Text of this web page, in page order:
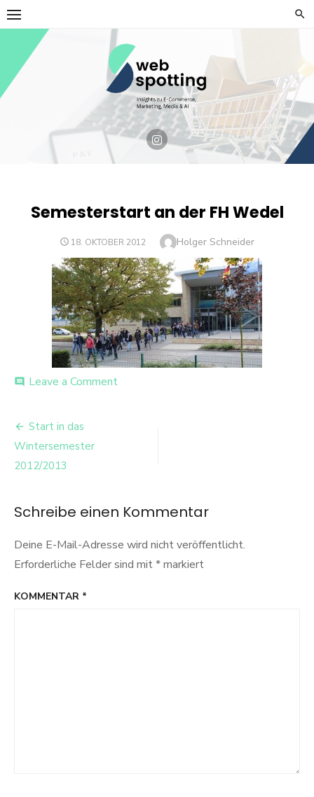
Skip
to
content
Semesterstart an der FH Wedel
POSTED
18. OKTOBER 2012 Author
Holger Schneider
comment Leave a Commenton
Beitrags-
Navigation
Start in das
Wintersemester
2012/2013
Schreibe einen Kommentar
Deine E-Mail-Adresse wird nicht veröffentlicht.
Erforderliche Felder sind mit*markiert
KOMMENTAR *